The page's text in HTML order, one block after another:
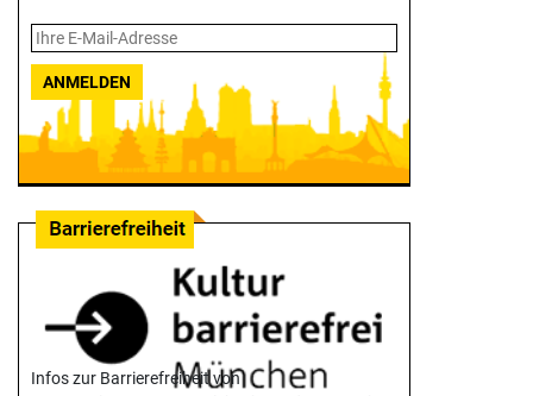
ANMELDEN
Infos zur Barrierefreiheit von